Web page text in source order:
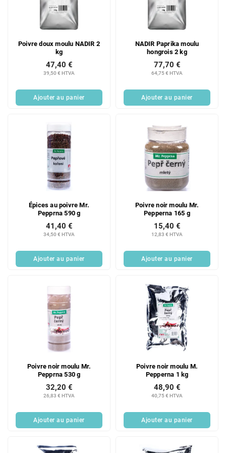
Poivre doux moulu NADIR 2
kg
39,50 € HTVA
47,40 €
Ajouter au panier
NADIR Paprika moulu
hongrois 2 kg
64,75 € HTVA
77,70 €
Ajouter au panier
Épices au poivre Mr.
Pepprna 590 g
34,50 € HTVA
41,40 €
Ajouter au panier
Poivre noir moulu Mr.
Pepperna 165 g
12,83 € HTVA
15,40 €
Ajouter au panier
Poivre noir moulu Mr.
Pepprna 530 g
26,83 € HTVA
32,20 €
Ajouter au panier
Poivre noir moulu M.
Pepperna 1 kg
40,75 € HTVA
48,90 €
Ajouter au panier